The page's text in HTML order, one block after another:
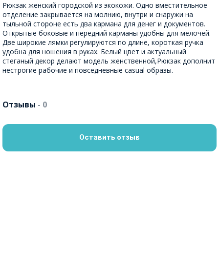
Рюкзак женский городской из экокожи. Одно вместительное
отделение закрывается на молнию, внутри и снаружи на
тыльной стороне есть два кармана для денег и документов.
Открытые боковые и передний карманы удобны для мелочей.
Две широкие лямки регулируются по длине, короткая ручка
удобна для ношения в руках. Белый цвет и актуальный
стеганый декор делают модель женственной,Рюкзак дополнит
нестрогие рабочие и повседневные casual образы.
Отзывы - 0
Оставить отзыв